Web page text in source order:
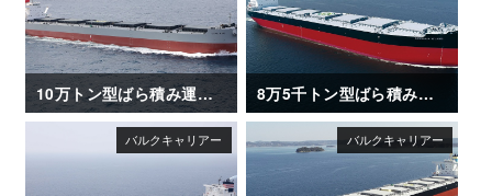
10万トン型ばら積み運搬船「CAPE ACE」竣工 8万5千トン型ばら積み運搬船「CAMELLIA ISLAND」